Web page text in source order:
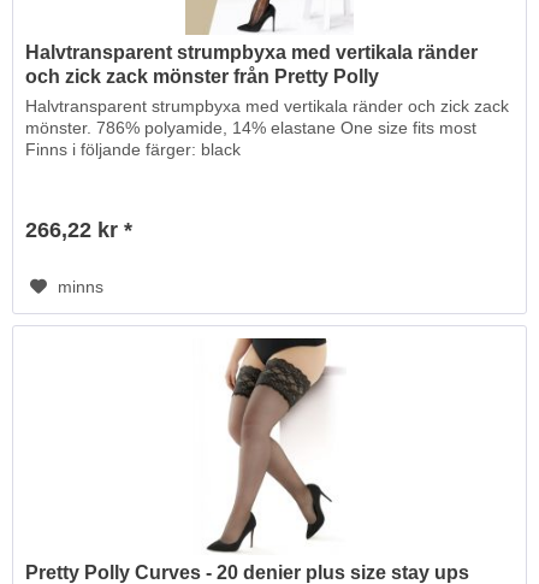
Halvtransparent strumpbyxa med vertikala ränder
och zick zack mönster från Pretty Polly
Halvtransparent strumpbyxa med vertikala ränder och zick zack
mönster. 786% polyamide, 14% elastane One size fits most
Finns i följande färger: black
266,22 kr *
minns
Pretty Polly Curves - 20 denier plus size stay ups